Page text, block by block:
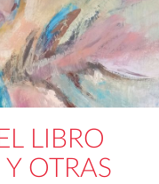
LIBRO
OTRAS